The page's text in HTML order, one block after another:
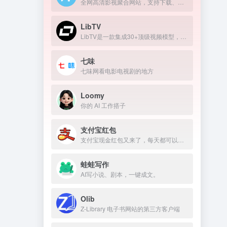
LibTV
七味
七味网看电影电视剧的地方
Loomy
你的 AI 工作搭子
支付宝红包
蛙蛙写作
AI写小说、剧本，一键成文。
Olib
Z-Library 电子书网站的第三方客户端